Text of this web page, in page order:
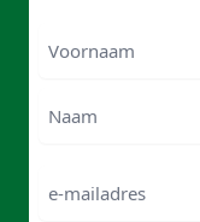
mailadres